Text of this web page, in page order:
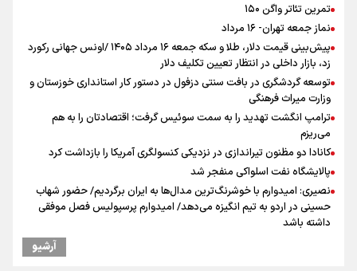
تمرین تئاتر واگن ۱۵۰
نماز جمعه تهران- ۱۶ مرداد
پیش‌بینی قیمت دلار، طلا و سکه جمعه ۱۶ مرداد ۱۴۰۵ /اونس جهانی رکورد
زد، بازار داخلی در انتظار تعیین تکلیف دلار
توسعه گردشگری در بافت سنتی دزفول در دستور کار استانداری خوزستان و
وزارت میراث فرهنگی
ترامپ انگشت تهدید را به سمت سوئیس گرفت؛ اقتصادتان را به هم
می‌ریزم
کانادا دو مظنون تیراندازی در نزدیکی کنسولگری آمریکا را بازداشت کرد
پالایشگاه نفت اسلواکی منفجر شد
نصیری: امیدوارم با خوشرنگ‌ترین مدال‌ها به ایران برگردیم/ حضور شهاب
حسینی در اردو به تیم انگیزه می‌دهد/ امیدوارم پرسپولیس فصل موفقی
داشته باشد
از گوشت ۴ هزار تومانی تا بازار میلیونی/ چرا با افت ۳۰ درصدی قیمت دام،
آرشیو